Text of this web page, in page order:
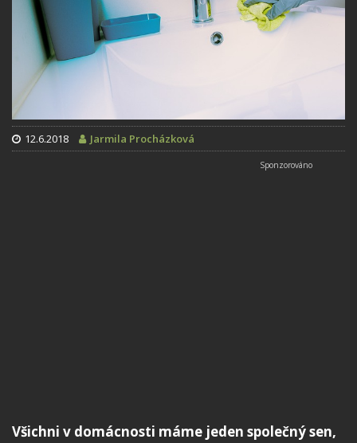
12.6.2018 Jarmila Procházková
Všichni v domácnosti máme jeden společný sen,